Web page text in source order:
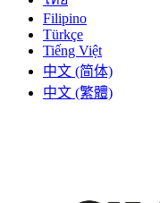
Filipino
Türkçe
Tiếng Việt
中文 (简体)
中文 (繁體)